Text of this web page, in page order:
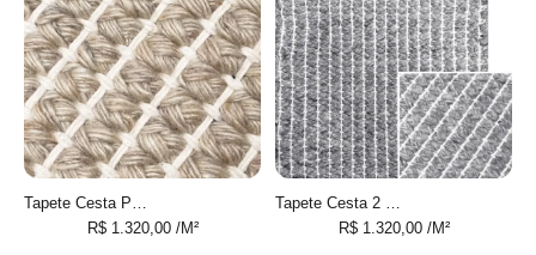
Tapete Cesta Personalizável feito à mão
R$1.320,00/M²
Tapete Cesta 2 Prata feito à mão
R$1.320,00/M²